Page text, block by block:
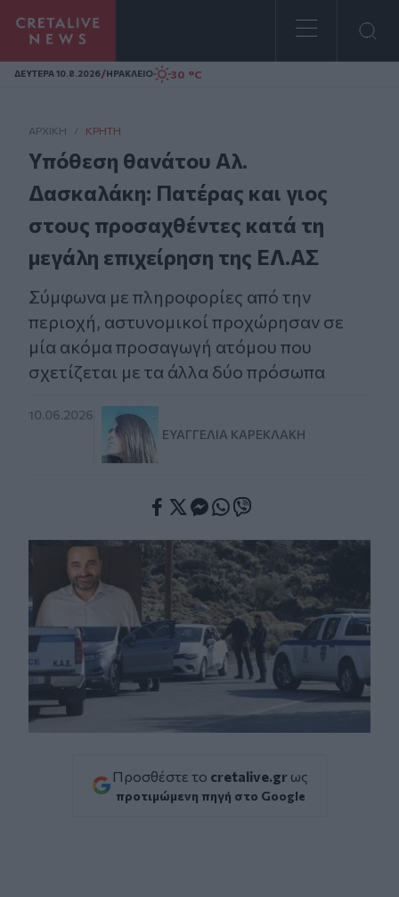
Homepage
ΔΕΥΤΕΡΑ 10.8.2026/ΗΡΑΚΛΕΙΟ 30 °C
ΑΡΧΙΚΗ / ΚΡΉΤΗ
Υπόθεση θανάτου Αλ.
Δασκαλάκη: Πατέρας και γιος
στους προσαχθέντες κατά τη
μεγάλη επιχείρηση της ΕΛ.ΑΣ
Σύμφωνα με πληροφορίες από την
περιοχή, αστυνομικοί προχώρησαν σε
μία ακόμα προσαγωγή ατόμου που
σχετίζεται με τα άλλα δύο πρόσωπα
10.06.2026
ΕΥΑΓΓΕΛΊΑ ΚΑΡΕΚΛΆΚΗ
Προσθέστε το cretalive.gr ως
προτιμώμενη πηγή στο Google